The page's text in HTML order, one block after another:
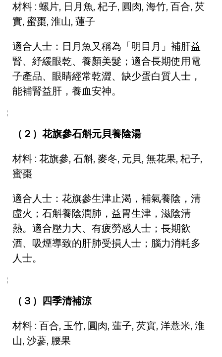
材料 : 螺片, 日月魚, 杞子, 圓肉, 海竹, 百合, 芡
實, 蜜棗, 淮山, 蓮子
適合人士：日月魚又稱為「明目月」補肝益
腎、紓緩眼乾、養顏美髮；適合長期使用電
子產品、眼睛經常乾澀、缺少蛋白質人士，
能補腎益肝，養血安神。
（２）花旗參石斛元貝養陰湯
材料 : 花旗參, 石斛, 麥冬, 元貝, 無花果, 杞子,
蜜棗
適合人士：花旗參生津止渴，補氣養陰，清
虛火；石斛養陰潤肺，益胃生津，滋陰清
熱。適合壓力大、有疲勞感人士；長期飲
酒、吸煙導致的肝肺受損人士；腦力消耗多
人士。
（３）四季清補涼
材料 : 百合, 玉竹, 圓肉, 蓮子, 芡實, 洋薏米, 淮
山, 沙蔘, 腰果